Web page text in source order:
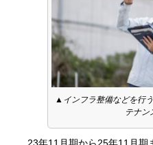
▲インフラ整備などを行
テナン